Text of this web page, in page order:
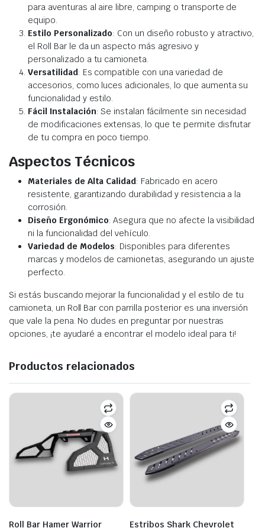
para aventuras al aire libre, camping o transporte de
equipo.
Estilo Personalizado: Con un diseño robusto y atractivo,
el Roll Bar le da un aspecto más agresivo y
personalizado a tu camioneta.
Versatilidad: Es compatible con una variedad de
accesorios, como luces adicionales, lo que aumenta su
funcionalidad y estilo.
Fácil Instalación: Se instalan fácilmente sin necesidad
de modificaciones extensas, lo que te permite disfrutar
de tu compra en poco tiempo.
Aspectos Técnicos
Materiales de Alta Calidad: Fabricado en acero
resistente, garantizando durabilidad y resistencia a la
corrosión.
Diseño Ergonómico: Asegura que no afecte la visibilidad
ni la funcionalidad del vehículo.
Variedad de Modelos: Disponibles para diferentes
marcas y modelos de camionetas, asegurando un ajuste
perfecto.
Si estás buscando mejorar la funcionalidad y el estilo de tu
camioneta, un Roll Bar con parrilla posterior es una inversión
que vale la pena. No dudes en preguntar por nuestras
opciones, ¡te ayudaré a encontrar el modelo ideal para ti!
Productos relacionados
Roll Bar Hamer Warrior Estribos Shark Chevrolet